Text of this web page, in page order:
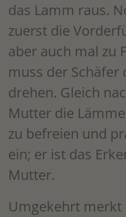
das Lamm raus.
zuerst die
aber auch mal zu
muss der
drehen. Gleich
Mutter die
zu befreien und
ein; er ist das
Mutter.
Umgekehrt merkt